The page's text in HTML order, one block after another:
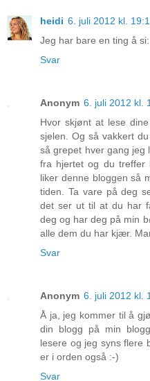
heidi 6. juli 2012 kl.
Jeg har bare en ting å
Svar
Anonym 6. juli 2012 kl.
Hvor skjønt at lese
sjelen. Og så vakkert
så grepet hver gang jeg
fra hjertet og du treffer
liker denne bloggen så
tiden. Ta vare på deg
det ser ut til at du har
deg og har deg på min
alle dem du har kjær.
Svar
Anonym 6. juli 2012 kl.
Å ja, jeg kommer til å
din blogg på min
lesere og jeg syns flere
er i orden også :-)
Svar